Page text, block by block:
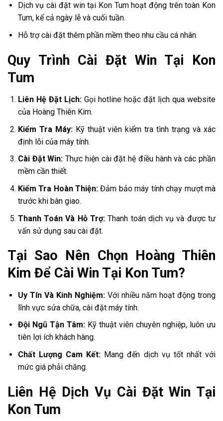
Dịch vụ cài đặt win tại Kon Tum hoạt động trên toàn Kon
Tum, kể cả ngày lễ và cuối tuần.
Hỗ trợ cài đặt thêm phần mềm theo nhu cầu cá nhân.
Quy Trình Cài Đặt Win Tại Kon
Tum
Liên Hệ Đặt Lịch:Gọi hotline hoặc đặt lịch qua website
của Hoàng Thiên Kim.
Kiểm Tra Máy:Kỹ thuật viên kiểm tra tình trạng và xác
định lỗi của máy tính.
Cài Đặt Win: Thực hiện cài đặt hệ điều hành và các phần
mềm cần thiết.
Kiểm Tra Hoàn Thiện: Đảm bảo máy tính chạy mượt mà
trước khi bàn giao.
Thanh Toán Và Hỗ Trợ:Thanh toán dịch vụ và được tư
vấn sử dụng sau cài đặt.
Tại Sao Nên Chọn Hoàng Thiên
Kim Để Cài Win Tại Kon Tum?
Uy Tín Và Kinh Nghiệm:Với nhiều năm hoạt động trong
lĩnh vực sửa chữa, cài đặt máy tính.
Đội Ngũ Tận Tâm:Kỹ thuật viên chuyên nghiệp, luôn ưu
tiên lợi ích khách hàng.
Chất Lượng Cam Kết: Mang đến dịch vụ tốt nhất với
mức giá phải chăng.
Liên Hệ Dịch Vụ Cài Đặt Win Tại
Kon Tum